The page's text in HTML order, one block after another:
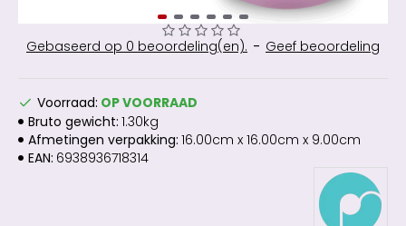
Gebaseerd op 0 beoordeling(en). - Geef beoordeling
Voorraad: OP VOORRAAD
Bruto gewicht: 1.30kg
Afmetingen verpakking: 16.00cm x 16.00cm x 9.00cm
EAN: 6938936718314